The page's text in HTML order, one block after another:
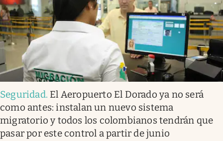
Seguridad. El Aeropuerto El Dorado ya no será
como antes: instalan un nuevo sistema
migratorio y todos los colombianos tendrán que
pasar por este control a partir de junio